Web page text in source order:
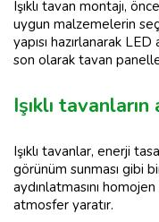
Işıklı tavan montajı,
uygun malzemelerin
yapısı hazırlanarak
son olarak tavan
Işıklı
Işıklı tavanlar, enerji
görünüm sunması gibi
aydınlatmasını
atmosfer yaratır.